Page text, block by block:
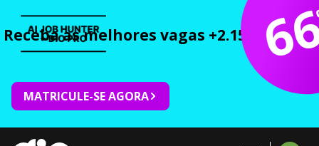
Receba as melhores vagas +2.150 cursos
MATRICULE-SE AGORA